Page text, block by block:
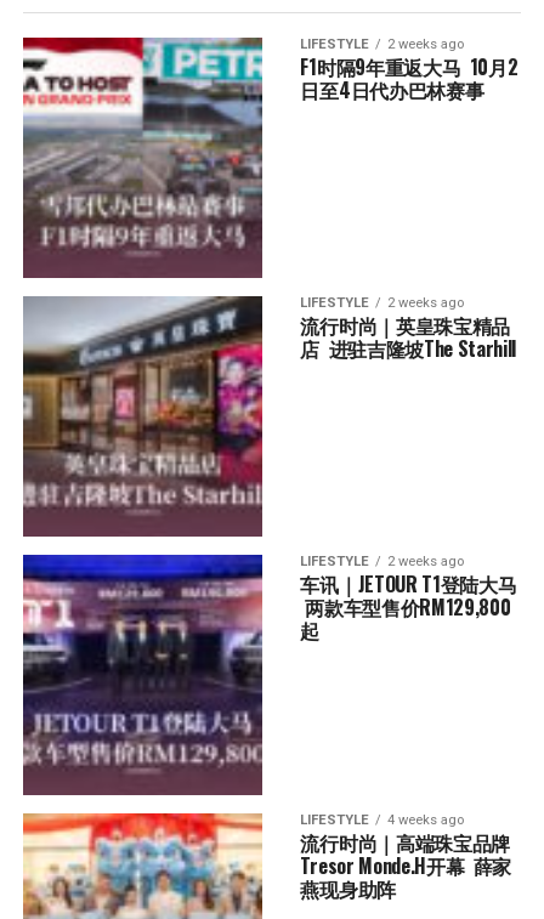
LIFESTYLE 2 weeks ago
F1时隔9年重返大马  10月2
日至4日代办巴林赛事
LIFESTYLE 2 weeks ago
流行时尚｜英皇珠宝精品
店  进驻吉隆坡The Starhill
LIFESTYLE 2 weeks ago
车讯｜JETOUR T1登陆大马
两款车型售价RM129,800
起
LIFESTYLE 4 weeks ago
流行时尚｜高端珠宝品牌
Tresor Monde.H开幕  薛家
燕现身助阵